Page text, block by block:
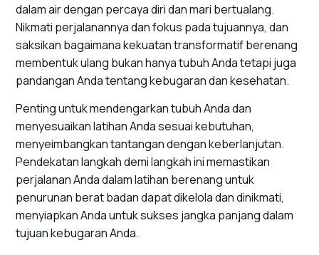
dalam air dengan percaya diri dan mari bertualang.
Nikmati perjalanannya dan fokus pada tujuannya, dan
saksikan bagaimana kekuatan transformatif berenang
membentuk ulang bukan hanya tubuh Anda tetapi juga
pandangan Anda tentang kebugaran dan kesehatan.
Penting untuk mendengarkan tubuh Anda dan
menyesuaikan latihan Anda sesuai kebutuhan,
menyeimbangkan tantangan dengan keberlanjutan.
Pendekatan langkah demi langkah ini memastikan
perjalanan Anda dalam latihan berenang untuk
penurunan berat badan dapat dikelola dan dinikmati,
menyiapkan Anda untuk sukses jangka panjang dalam
tujuan kebugaran Anda.